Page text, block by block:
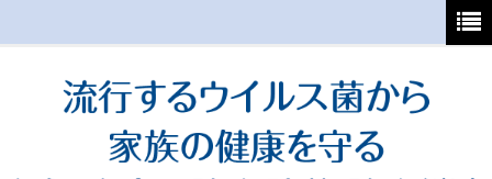
ホーム
支払・送料について